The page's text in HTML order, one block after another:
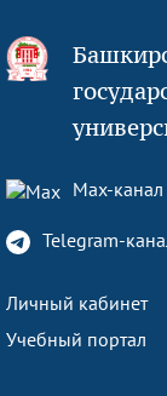
Max-канал
Telegram-
Личный кабинет
Учебный портал